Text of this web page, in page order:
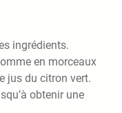
ingrédients.
en morceaux
jus du citron vert.
obtenir une